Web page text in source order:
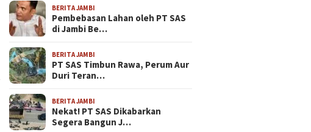
BERITA JAMBI
Pembebasan Lahan oleh PT SAS
di Jambi Be…
BERITA JAMBI
PT SAS Timbun Rawa, Perum Aur
Duri Teran…
BERITA JAMBI
Nekat! PT SAS Dikabarkan
Segera Bangun J…